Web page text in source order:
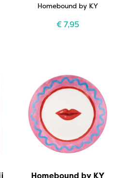
Homebound by KY
€7,95
Homebound by KY